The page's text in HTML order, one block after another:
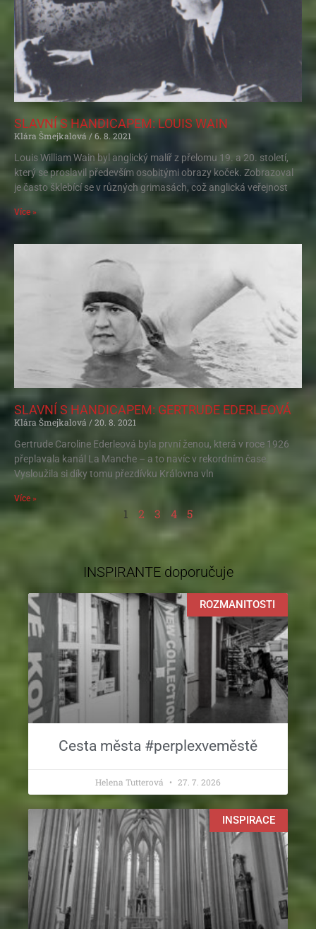
SLAVNÍ S HANDICAPEM: LOUIS WAIN
Klára Šmejkalová
6. 8. 2021
Louis William Wain byl anglický malíř z přelomu 19. a 20. století,
který se proslavil především osobitými obrazy koček. Zobrazoval
je často šklebící se v různých grimasách, což anglická veřejnost
Více »
SLAVNÍ S HANDICAPEM: GERTRUDE EDERLEOVÁ
Klára Šmejkalová
20. 8. 2021
Gertrude Caroline Ederleová byla první ženou, která v roce 1926
přeplavala kanál La Manche – a to navíc v rekordním čase.
Vysloužila si díky tomu přezdívku Královna vln
Více »
1 2 3 4 5
INSPIRANTE doporučuje
ROZMANITOSTI
Cesta města #perplexveměstě
Helena Tutterová 27. 7. 2026
INSPIRACE